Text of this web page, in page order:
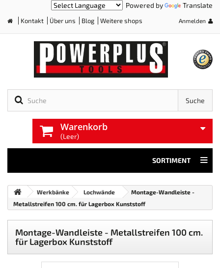
Powered by Translate
Kontakt Über uns Blog Weitere shops Anmelden
Suche
Warenkorb
(Leer)
SORTIMENT
Werkbänke Lochwände
Montage-Wandleiste -
Metallstreifen 100 cm. für Lagerbox Kunststoff
Montage-Wandleiste - Metallstreifen 100 cm.
für Lagerbox Kunststoff